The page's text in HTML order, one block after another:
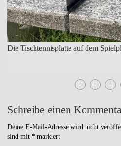
Die Tischtennisplatte auf dem
Schreibe einen
Deine E-Mail-Adresse wird nicht
sind mit * markiert